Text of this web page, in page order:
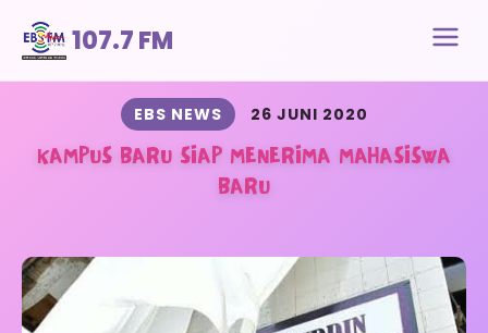
107.7 FM
EBS NEWS 26 JUNI 2020
KAMPUS BARU SIAP MENERIMA MAHASISWA
BARU